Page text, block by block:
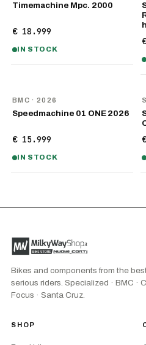
Timemachine Mpc. 2000
€ 18.999
IN STOCK
BMC · 2026
Speedmachine 01 ONE 2026
€ 15.999
IN STOCK
Bikes and components from the
serious riders. Specialized · BMC ·
Focus · Santa Cruz.
SHOP